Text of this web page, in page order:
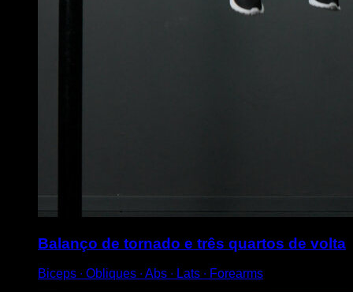
Balanço de tornado e três quartos de volta
Biceps ∙ Obliques ∙ Abs ∙ Lats ∙ Forearms